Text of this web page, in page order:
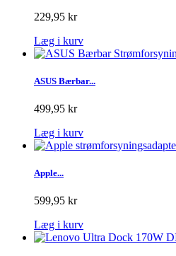
229,95 kr
Læg i kurv
ASUS Bærbar...
499,95 kr
Læg i kurv
Apple...
599,95 kr
Læg i kurv